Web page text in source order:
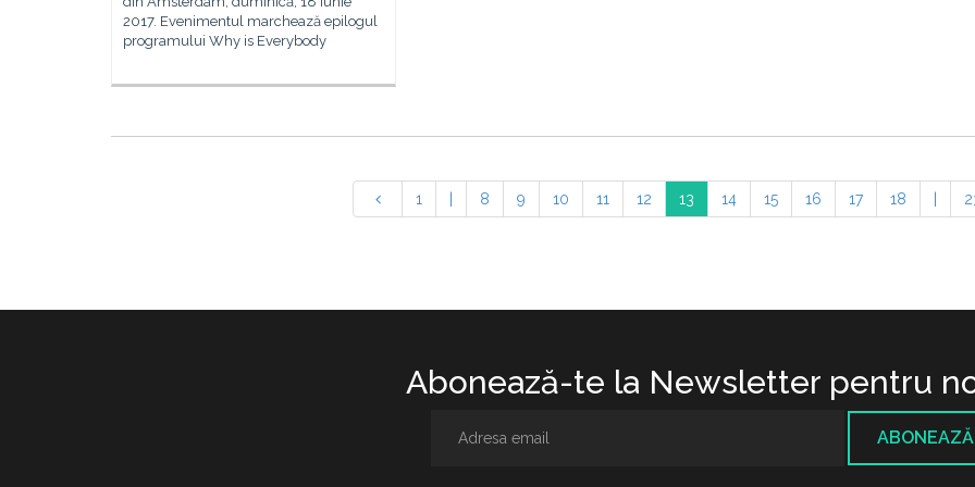
2017. Evenimentul marchează epilogul
programului Why is Everybody
1 8 9 10 11 12 13 14 15 16 17 18
Abonează-te la Newsletter pentru